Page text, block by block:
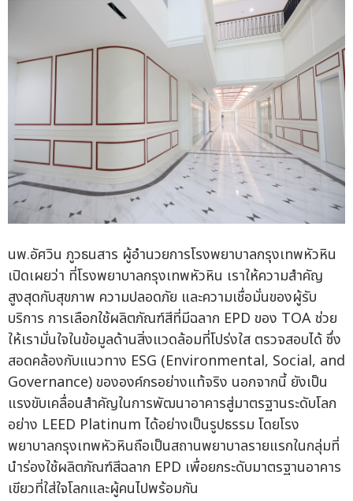
นพ.อัศวิน ภูวธนสาร ผู้อำนวยการโรงพยาบาลกรุงเทพหัวหิน
เปิดเผยว่า ที่โรงพยาบาลกรุงเทพหัวหิน เราให้ความสำคัญ
สูงสุดกับสุขภาพ ความปลอดภัย และความเชื่อมั่นของผู้รับ
บริการ การเลือกใช้ผลิตภัณฑ์สีที่มีฉลาก EPD ของ TOA ช่วย
ให้เรามั่นใจในข้อมูลด้านสิ่งแวดล้อมที่โปร่งใส ตรวจสอบได้ ซึ่ง
สอดคล้องกับแนวทาง ESG (Environmental, Social, and
Governance) ขององค์กรอย่างแท้จริง นอกจากนี้ ยังเป็น
แรงขับเคลื่อนสำคัญในการพัฒนาอาคารสู่มาตรฐานระดับโลก
อย่าง LEED Platinum ได้อย่างเป็นรูปธรรม โดยโรง
พยาบาลกรุงเทพหัวหินถือเป็นสถานพยาบาลรายแรกในกลุ่มที่
นำร่องใช้ผลิตภัณฑ์สีฉลาก EPD เพื่อยกระดับมาตรฐานอาคาร
เขียวที่ใส่ใจโลกและผู้คนไปพร้อมกัน